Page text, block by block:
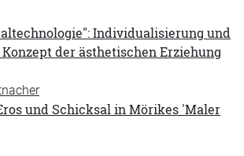
Individualisierung und
der ästhetischen Erziehung
und Schicksal in Mörikes 'Maler